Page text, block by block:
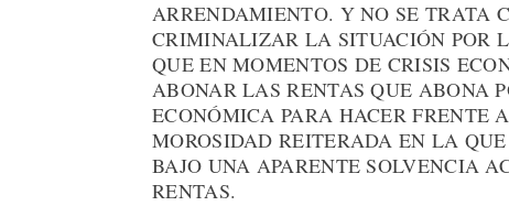
ARRENDAMIENTO. Y NO SE TRATA
CRIMINALIZAR LA SITUACIÓN POR
QUE EN MOMENTOS DE CRISIS
ABONAR LAS RENTAS QUE ABONA
ECONÓMICA PARA HACER FRENTE
MOROSIDAD REITERADA EN LA
BAJO UNA APARENTE SOLVENCIA
RENTAS.